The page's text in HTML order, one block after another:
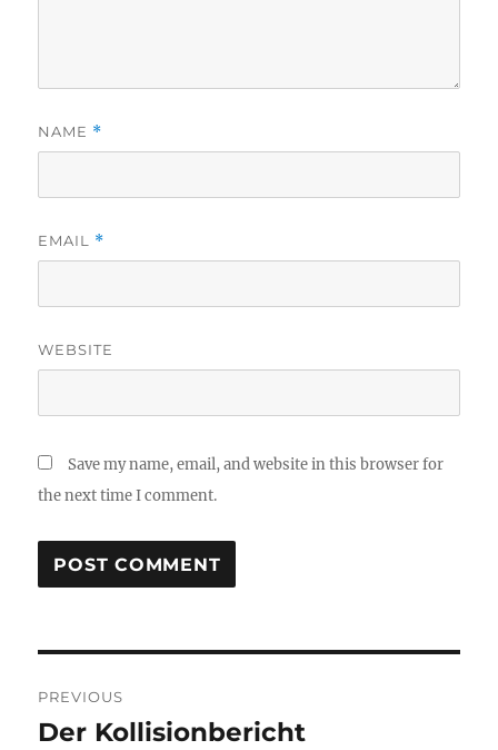
NAME *
EMAIL *
WEBSITE
Save my name, email, and website in this browser for
the next time I comment.
navigation
PREVIOUS
Previous
Der Kollisionbericht